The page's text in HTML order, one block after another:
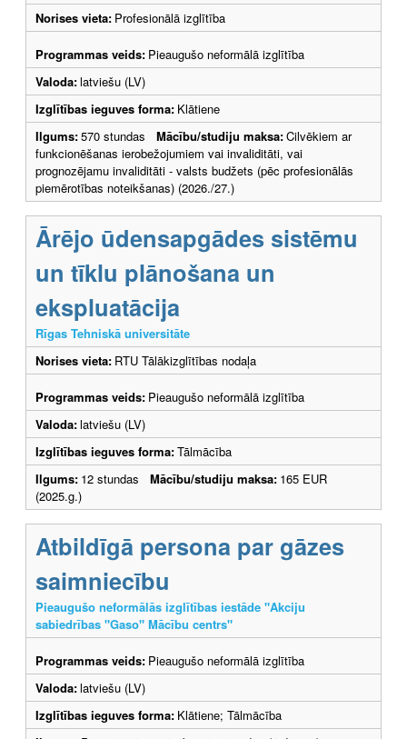
Norises vieta: Profesionālā izglītība
Programmas veids: Pieaugušo neformālā izglītība
Valoda:latviešu (LV)
Izglītības ieguves forma: Klātiene
Ilgums:570 stundas Mācību/studiju maksa:Cilvēkiem ar
funkcionēšanas ierobežojumiem vai invaliditāti, vai
prognozējamu invaliditāti - valsts budžets (pēc profesionālās
piemērotības noteikšanas) (2026./27.)
Ārējo ūdensapgādes sistēmu
un tīklu plānošana un
ekspluatācija
Rīgas Tehniskā universitāte
Norises vieta: RTU Tālākizglītības nodaļa
Programmas veids: Pieaugušo neformālā izglītība
Valoda:latviešu (LV)
Izglītības ieguves forma:Tālmācība
Ilgums: 12 stundas Mācību/studiju maksa: 165 EUR
(2025.g.)
Atbildīgā persona par gāzes
saimniecību
Pieaugušo neformālās izglītības iestāde "Akciju
sabiedrības "Gaso" Mācību centrs"
Programmas veids: Pieaugušo neformālā izglītība
Valoda:latviešu (LV)
Izglītības ieguves forma: Klātiene; Tālmācība